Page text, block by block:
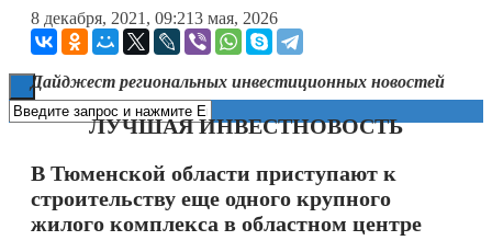
Книги
8 декабря, 2021, 09:213 мая, 2026
Дайджест региональных инвестиционных новостей
ЛУЧШАЯ ИНВЕСТНОВОСТЬ
В Тюменской области приступают к
строительству еще одного крупного
жилого комплекса в областном центре